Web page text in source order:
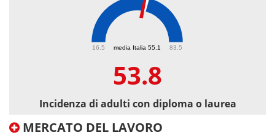
media Italia 55.1
16.5 83.5
53.8
Incidenza di adulti con diploma o laurea
MERCATO DEL LAVORO